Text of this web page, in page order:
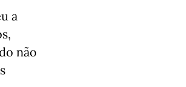
a
não